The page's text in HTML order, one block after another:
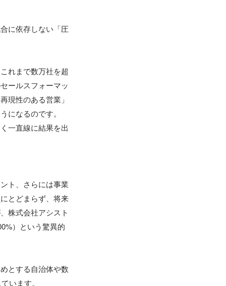
に依存しない「圧
れまで数万社を超
ールスフォーマッ
現性のある営業」
になるのです。
一直線に結果を出
ト、さらには事業
とどまらず、将来
株式会社アシスト
）という驚異的
とする自治体や数
います。